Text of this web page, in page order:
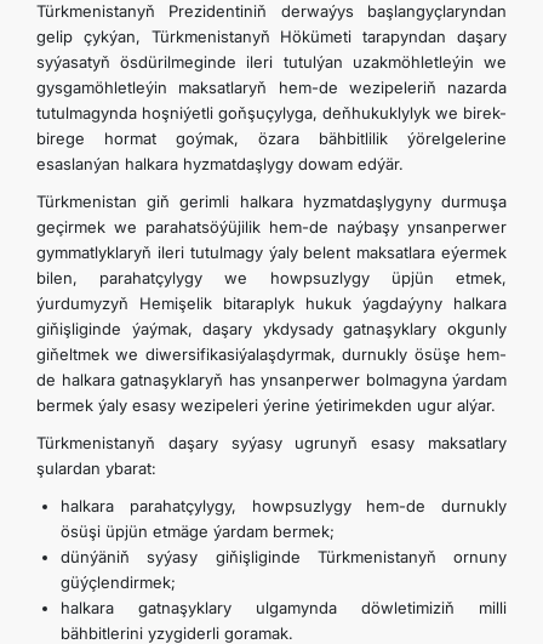
Türkmenistanyň Prezidentiniň derwaýys başlangyçlaryndan
gelip çykýan, Türkmenistanyň Hökümeti tarapyndan daşary
syýasatyň ösdürilmeginde ileri tutulýan uzakmöhletleýin we
gysgamöhletleýin maksatlaryň hem-de wezipeleriň nazarda
tutulmagynda hoşniýetli goňşuçylyga, deňhukuklylyk we birek-
birege hormat goýmak, özara bähbitlilik ýörelgelerine
esaslanýan halkara hyzmatdaşlygy dowam edýär.
Türkmenistan giň gerimli halkara hyzmatdaşlygyny durmuşa
geçirmek we parahatsöýüjilik hem-de naýbaşy ynsanperwer
gymmatlyklaryň ileri tutulmagy ýaly belent maksatlara eýermek
bilen, parahatçylygy we howpsuzlygy üpjün etmek,
ýurdumyzyň Hemişelik bitaraplyk hukuk ýagdaýyny halkara
giňişliginde ýaýmak, daşary ykdysady gatnaşyklary okgunly
giňeltmek we diwersifikasiýalaşdyrmak, durnukly ösüşe hem-
de halkara gatnaşyklaryň has ynsanperwer bolmagyna ýardam
bermek ýaly esasy wezipeleri ýerine ýetirimekden ugur alýar.
Türkmenistanyň daşary syýasy ugrunyň esasy maksatlary
şulardan ybarat:
halkara parahatçylygy, howpsuzlygy hem-de durnukly
ösüşi üpjün etmäge ýardam bermek;
dünýäniň syýasy giňişliginde Türkmenistanyň ornuny
güýçlendirmek;
halkara gatnaşyklary ulgamynda döwletimiziň milli
bähbitlerini yzygiderli goramak.